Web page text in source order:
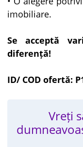
imobiliare.
Se acceptă
diferență!
ID/ COD ofertă:
Vreți